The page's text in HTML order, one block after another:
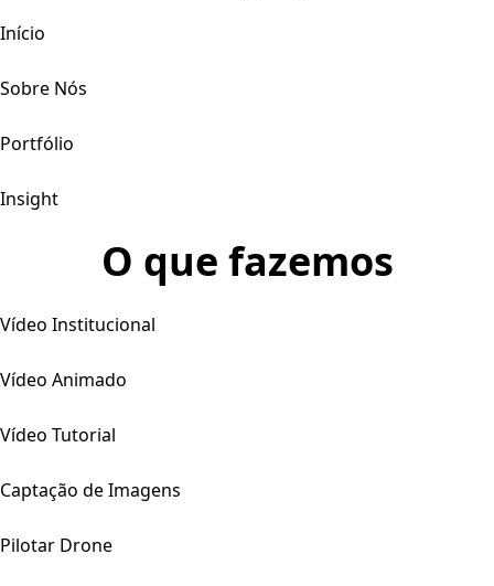
Início
Sobre Nós
Portfólio
Insight
O que fazemos
Vídeo Institucional
Vídeo Animado
Vídeo Tutorial
Captação de Imagens
Pilotar Drone